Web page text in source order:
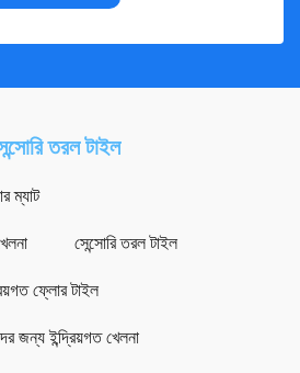
তরল টাইল
ম্যাট
সেন্সোরি তরল টাইল
ফ্লোর টাইল
জন্য ইন্দ্রিয়গত খেলনা